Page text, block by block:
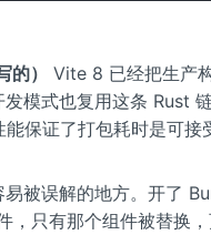
）
Vite 8 已经把生产
模式也复用这条 Rust
能保证了打包耗时是可
易被误解的地方。开了
，只有那个组件被替换